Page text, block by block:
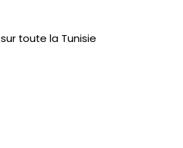
toute la Tunisie